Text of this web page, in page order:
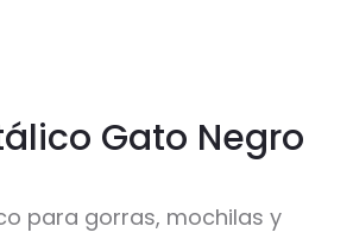
Gato Negro
para gorras, mochilas y